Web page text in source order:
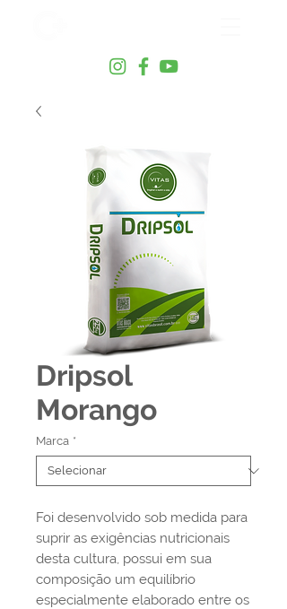
Dripsol
Morango
Marca *
Foi desenvolvido sob medida para
suprir as exigências nutricionais
desta cultura, possui em sua
composição um equilíbrio
especialmente elaborado entre os